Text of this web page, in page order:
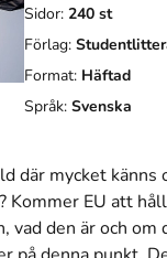
Sidor: 240 st
Förlag:
Format: Häftad
Språk: Svenska
där mycket
EU att
vad den är och